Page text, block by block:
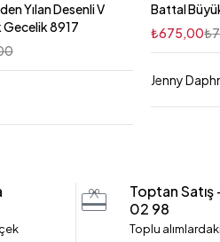
Yılan Desenli V
Gecelik 8917
Battal
₺
₺675,00
Jenny
Toptan
02 98
Toplu